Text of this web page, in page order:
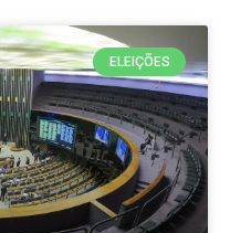
ELEIÇÕES